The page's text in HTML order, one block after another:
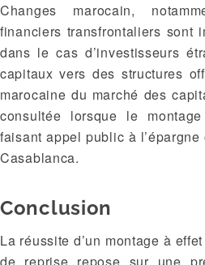
Changes marocain,
financiers transfrontaliers sont
dans le cas d’investisseurs
capitaux vers des structures
marocaine du marché des
consultée lorsque le
faisant appel public à
Casablanca.
Conclusion
La réussite d’un montage à
de reprise repose sur une